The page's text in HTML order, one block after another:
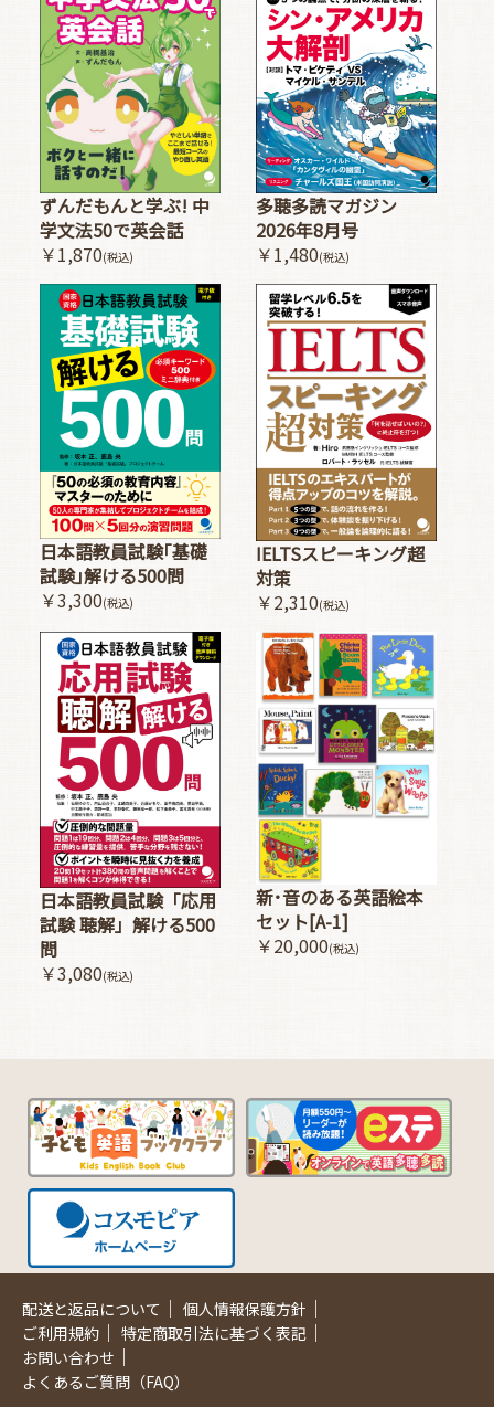
ずんだもんと学ぶ! 中
学文法50で英会話
￥1,870(税込)
多聴多読マガジン
2026年8月号
￥1,480(税込)
日本語教員試験｢基礎
試験｣解ける500問
￥3,300(税込)
IELTSスピーキング超
対策
￥2,310(税込)
日本語教員試験「応用
試験 聴解」解ける500
問
￥3,080(税込)
新･音のある英語絵本
セット[A-1]
￥20,000(税込)
配送と返品について ｜ 個人情報保護方針 ｜
ご利用規約 ｜ 特定商取引法に基づく表記 ｜
お問い合わせ ｜
よくあるご質問（FAQ）